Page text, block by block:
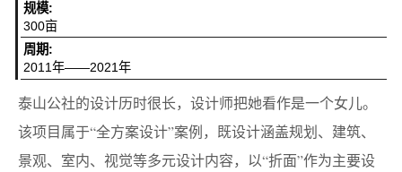
规模:
300亩
周期:
2011年——2021年
泰山公社的设计历时很长，设计师把她看作是一个女儿。
该项目属于“全方案设计”案例，既设计涵盖规划、建筑、
景观、室内、视觉等多元设计内容，以“折面”作为主要设